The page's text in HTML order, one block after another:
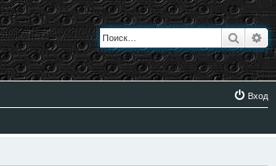
Поиск
Вход